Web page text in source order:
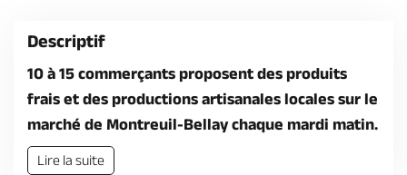
Brochures & Cartes Offices de tourisme Comment venir ? Ecrivez-nous
Descriptif
10 à 15 commerçants proposent des produits
frais et des productions artisanales locales sur le
marché de Montreuil-Bellay chaque mardi matin.
Lire la suite